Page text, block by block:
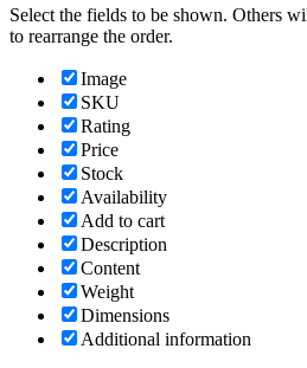
Select the fields to be shown. Others
to rearrange the order.
Image
SKU
Rating
Price
Stock
Availability
Add to cart
Description
Content
Weight
Dimensions
Additional information